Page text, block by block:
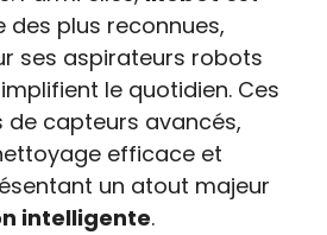
des plus reconnues,
ses aspirateurs robots
le quotidien. Ces
de capteurs avancés,
efficace et
un atout majeur
intelligente.